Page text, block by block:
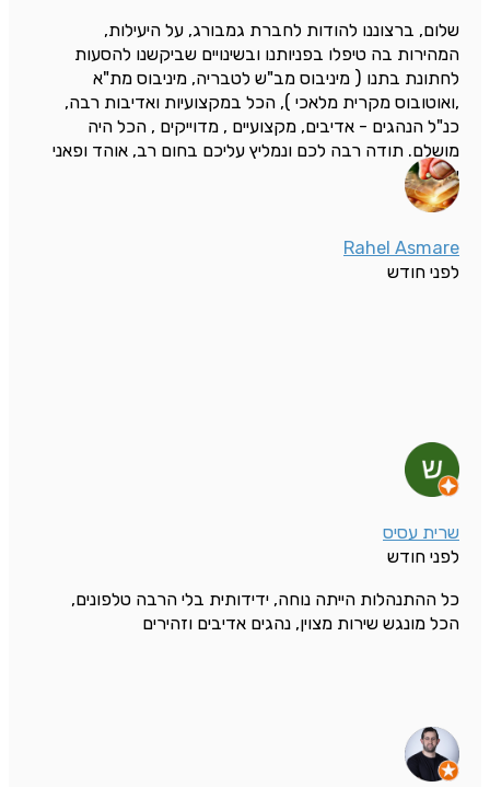
שלום, ברצוננו להודות לחברת גמבורג, על היעילות,
המהירות בה טיפלו בפניותנו ובשינויים שביקשנו להסעות
לחתונת בתנו ( מיניבוס מב"ש לטבריה, מיניבוס מת"א
,ואוטובוס מקרית מלאכי ), הכל במקצועיות ואדיבות רבה,
כנ"ל הנהגים - אדיבים, מקצועיים , מדוייקים , הכל היה
מושלם. תודה רבה לכם ונמליץ עליכם בחום רב, אוהד ופאני
אונגר
Rahel Asmare
לפני חודש
שרית עסיס
לפני חודש
כל ההתנהלות הייתה נוחה, ידידותית בלי הרבה טלפונים,
הכל מונגש שירות מצוין, נהגים אדיבים וזהירים